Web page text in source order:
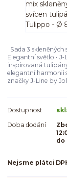
Sada 3
Elegantní světlo •
inspirovaná
elegantní harmonii
značky J-Line by
Dostupnost
Doba dodání
do
Nejsme plátci